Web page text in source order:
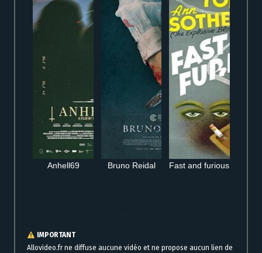
Anhell69 Bruno Reidal Fast and furious
IMPORTANT
Allovideo.fr ne diffuse aucune vidéo et ne propose aucun lien de